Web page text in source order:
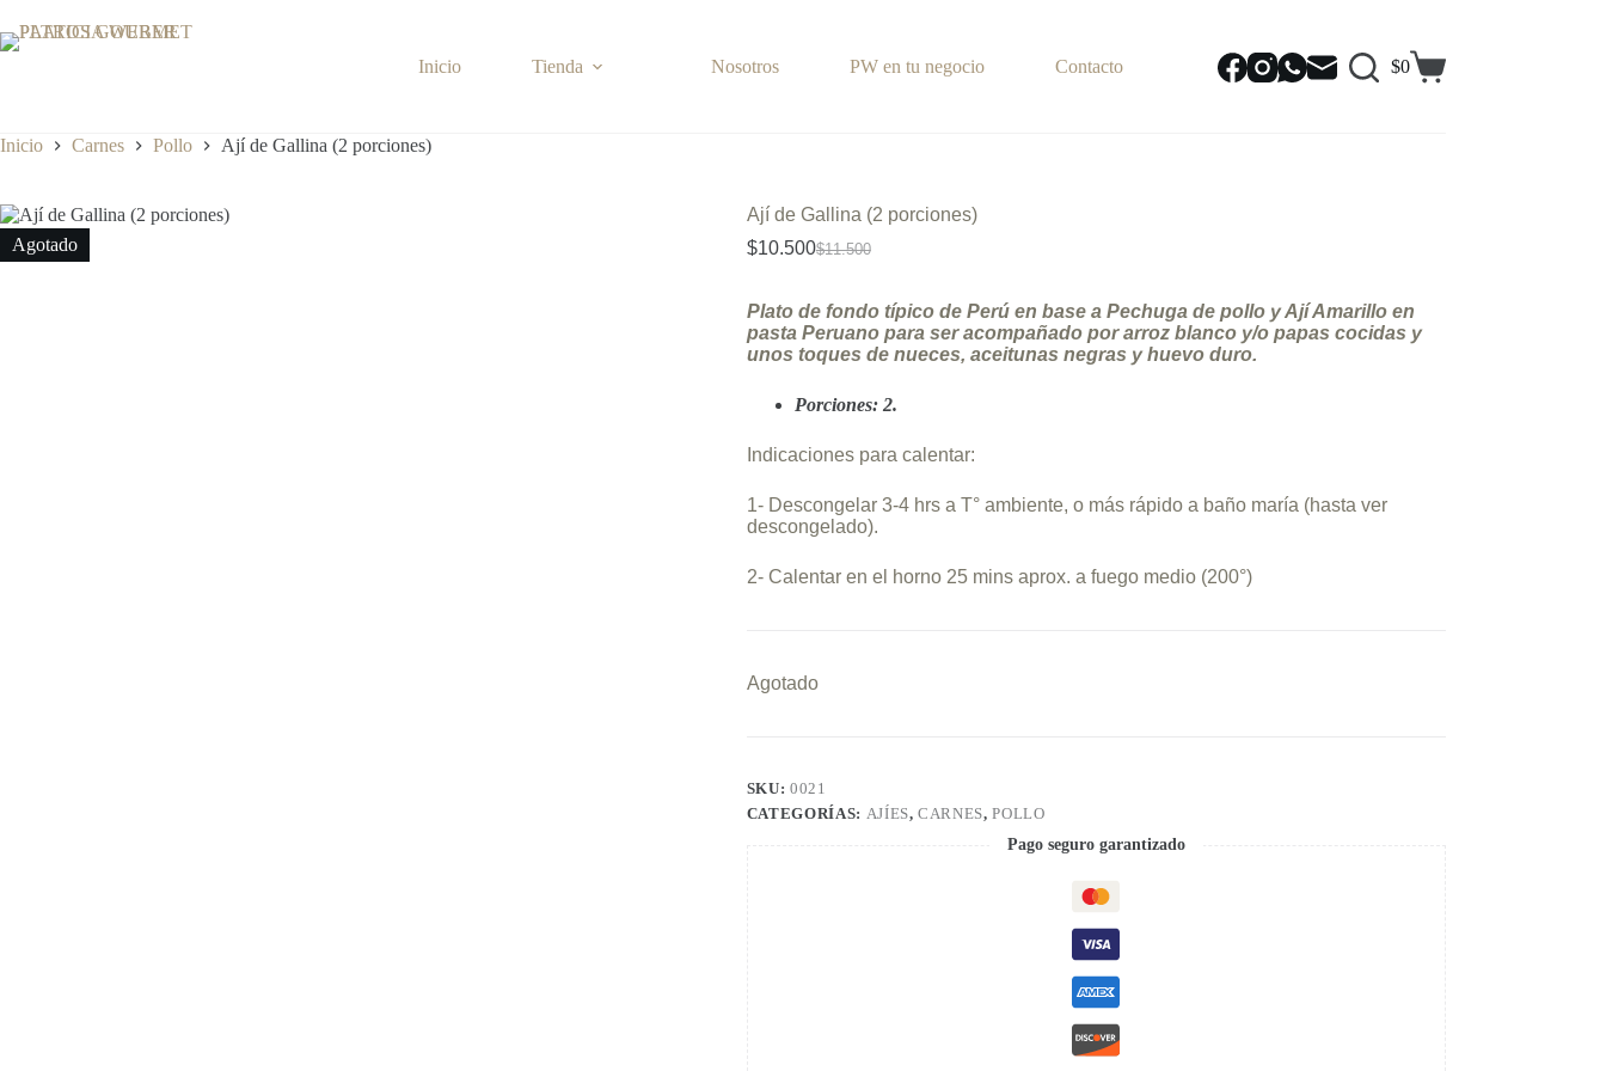
al
contenido
Inicio Tienda Nosotros PW en tu negocio Contacto
Carrito
$0
Inicio Carnes Pollo Ají de Gallina (2 porciones)
Agotado
Ají de Gallina (2 porciones)
$11.500
El
original
era:
$11.500.
$10.500El
actual
es:
$10.500.
Plato de fondo típico de Perú en base a Pechuga de pollo y Ají Amarillo en
pasta Peruano para ser acompañado por arroz blanco y/o papas cocidas y
unos toques de nueces, aceitunas negras y huevo duro.
Porciones: 2.
Indicaciones para calentar:
1- Descongelar 3-4 hrs a T° ambiente, o más rápido a baño maría (hasta ver
descongelado).
2- Calentar en el horno 25 mins aprox. a fuego medio (200°)
Agotado
SKU:0021
CATEGORÍAS: AJÍES,CARNES,POLLO
Pago seguro garantizado